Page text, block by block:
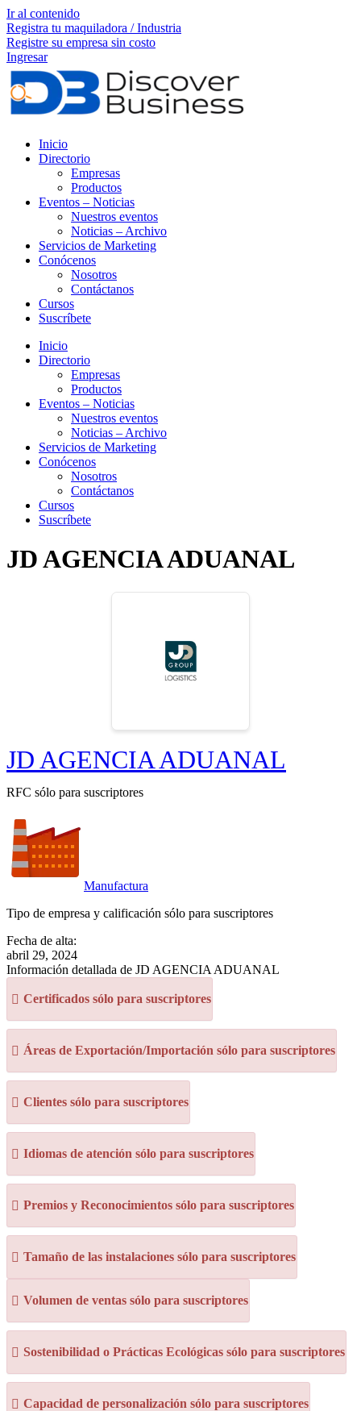
Ir al contenido
Registra tu maquiladora / Industria
Registre su empresa sin costo
Ingresar
Inicio
Directorio
Empresas
Productos
Eventos – Noticias
Nuestros eventos
Noticias – Archivo
Servicios de Marketing
Conócenos
Nosotros
Contáctanos
Cursos
Suscríbete
Inicio
Directorio
Empresas
Productos
Eventos – Noticias
Nuestros eventos
Noticias – Archivo
Servicios de Marketing
Conócenos
Nosotros
Contáctanos
Cursos
Suscríbete
JD AGENCIA ADUANAL
JD AGENCIA ADUANAL
RFC sólo para suscriptores
Manufactura
Tipo de empresa y calificación sólo para suscriptores
Fecha de alta:
abril 29, 2024
Información detallada de JD AGENCIA ADUANAL
Certificados sólo para suscriptores
Áreas de Exportación/Importación sólo para suscriptores
Clientes sólo para suscriptores
Idiomas de atención sólo para suscriptores
Premios y Reconocimientos sólo para suscriptores
Tamaño de las instalaciones sólo para suscriptores
Volumen de ventas sólo para suscriptores
Sostenibilidad o Prácticas Ecológicas sólo para suscriptores
Capacidad de personalización sólo para suscriptores